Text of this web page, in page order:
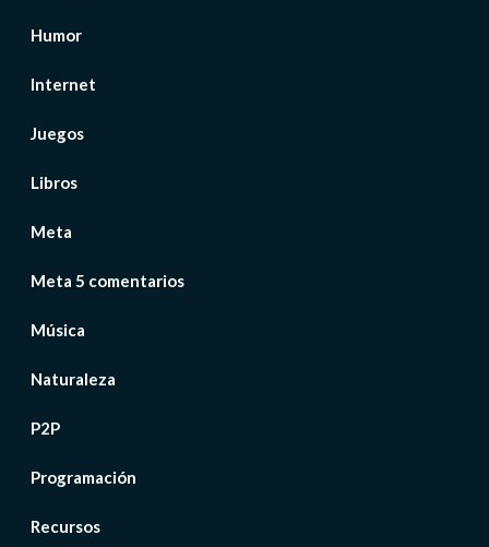
Humor
Internet
Juegos
Libros
Meta
Meta 5 comentarios
Música
Naturaleza
P2P
Programación
Recursos